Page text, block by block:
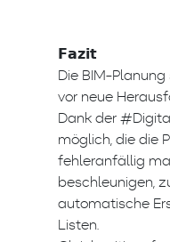
𝗙𝗮𝘇𝗶𝘁
Die BIM-
vor neue
Dank der
möglich, die die
fehleranfällig
beschleunigen,
automatische
Listen.